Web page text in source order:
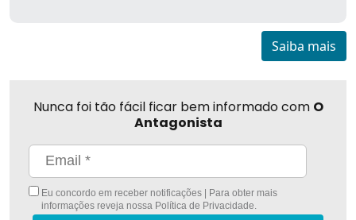
Saiba mais
Nunca foi tão fácil ficar bem informado com O
Antagonista
Eu concordo em receber notificações | Para obter mais
informações reveja nossa Política de Privacidade.